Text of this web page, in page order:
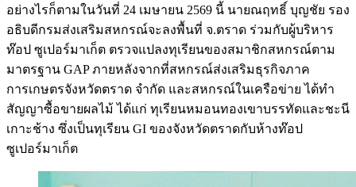
อย่างไรก็ตามในวันที่ 24 เมษายน 2569 นี้ นายณฤทธิ์ บุญชัย รอง
อธิบดีกรมส่งเสริมสหกรณ์จะลงพื้นที่ จ.ตราด ร่วมกับผู้บริหาร
ท๊อป ซูเปอร์มาเก็ต ตรวจแปลงทุเรียนของสมาชิกสหกรณ์ตาม
มาตรฐาน GAP ภายหลังจากที่สหกรณ์ส่งเสริมธุรกิจภาค
การเกษตรจังหวัดตราด จำกัด และสหกรณ์ในเครือข่าย ได้ทำ
สัญญาซื้อขายผลไม้ ได้แก่ ทุเรียนหมอนทองเขาบรรทัดและชะนี
เกาะช้าง ซึ่งเป็นทุเรียน GI ของจังหวัดตราดกับห้างท๊อป
ซูเปอร์มาเก็ต